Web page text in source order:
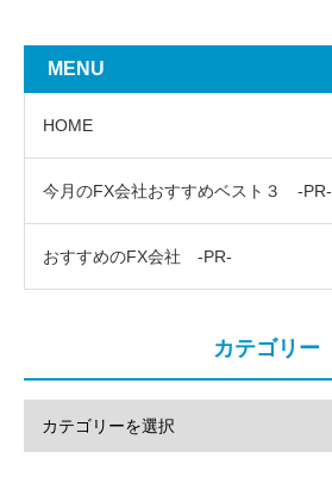
MENU
HOME
今月のFX会社おすすめベスト３ -PR-
おすすめのFX会社 -PR-
カテゴリー